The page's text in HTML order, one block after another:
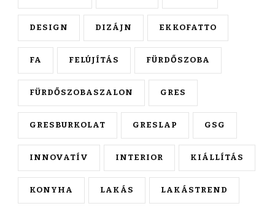
DESIGN DIZÁJN EKKOFATTO
FA FELÚJÍTÁS FÜRDŐSZOBA
FÜRDŐSZOBASZALON GRES
GRESBURKOLAT GRESLAP GSG
INNOVATÍV INTERIOR KIÁLLÍTÁS
KONYHA LAKÁS LAKÁSTREND